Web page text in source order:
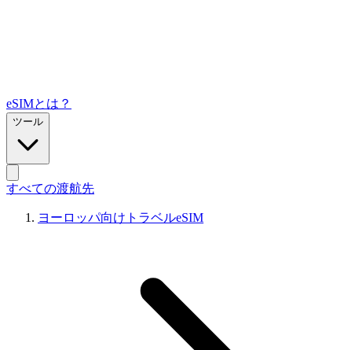
eSIMとは？
ツール
すべての渡航先
ヨーロッパ向けトラベルeSIM